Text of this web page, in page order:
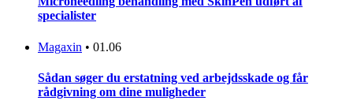
specialister
Magaxin • 01.06
Sådan søger du erstatning ved arbejdsskade og får
rådgivning om dine muligheder